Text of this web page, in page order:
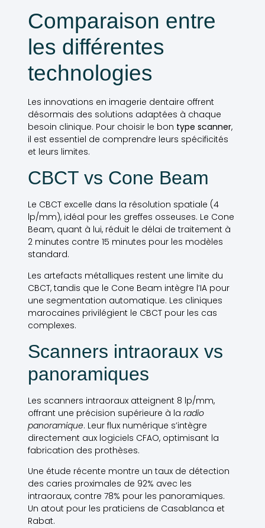
Comparaison entre
les différentes
technologies
Les innovations en imagerie dentaire offrent
désormais des solutions adaptées à chaque
besoin clinique. Pour choisir le bon type scanner,
il est essentiel de comprendre leurs spécificités
et leurs limites.
CBCT vs Cone Beam
Le CBCT excelle dans la résolution spatiale (4
lp/mm), idéal pour les greffes osseuses. Le Cone
Beam, quant à lui, réduit le délai de traitement à
2 minutes contre 15 minutes pour les modèles
standard.
Les artefacts métalliques restent une limite du
CBCT, tandis que le Cone Beam intègre l’IA pour
une segmentation automatique. Les cliniques
marocaines privilégient le CBCT pour les cas
complexes.
Scanners intraoraux vs
panoramiques
Les scanners intraoraux atteignent 8 lp/mm,
offrant une précision supérieure à la radio
panoramique. Leur flux numérique s’intègre
directement aux logiciels CFAO, optimisant la
fabrication des prothèses.
Une étude récente montre un taux de détection
des caries proximales de 92% avec les
intraoraux, contre 78% pour les panoramiques.
Un atout pour les praticiens de Casablanca et
Rabat.